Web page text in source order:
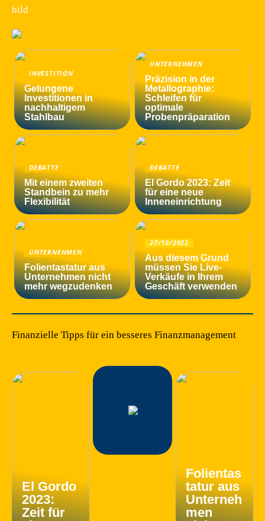
bild
INVESTITION
Gelungene
Investitionen in
nachhaltigem
Stahlbau
UNTERNEHMEN
Präzision in der
Metallographie:
Schleifen für
optimale
Probenpräparation
DEBATTE
Mit einem zweiten
Standbein zu mehr
Flexibilität
DEBATTE
El Gordo 2023: Zeit
für eine neue
Inneneinrichtung
UNTERNEHMEN
Folientastatur aus
Unternehmen nicht
mehr wegzudenken
27/10/2022
Aus diesem Grund
müssen Sie Live-
Verkäufe in Ihrem
Geschäft verwenden
Finanzielle Tipps für ein besseres Finanzmanagement
El Gordo
2023:
Zeit für
Folientas
tatur aus
Unterneh
men